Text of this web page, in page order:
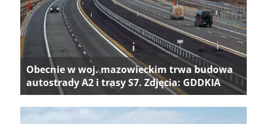
Obecnie w woj. mazowieckim trwa budowa
autostrady A2 i trasy S7. Zdjęcia: GDDKIA